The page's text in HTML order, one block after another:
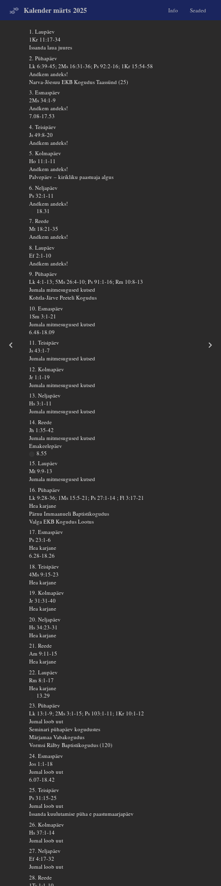
Kalender märts 2025 Info Seaded
1. Laupäev
1Kr 11:17-34
Issanda laua juures
2. Pühapäev
Lk 6:39-45; 2Ms 16:31-36; Ps 92:2-16; 1Kr 15:54-58
Andkem andeks!
Narva-Jõesuu EKB Kogudus Taassünd (25)
3. Esmaspäev
2Ms 34:1-9
Andkem andeks!
7.08-17.53
4. Teisipäev
Js 49:8-20
Andkem andeks!
5. Kolmapäev
Ho 11:1-11
Andkem andeks!
Palvepäev – kirikliku paastuaja algus
6. Neljapäev
Ps 32:1-11
Andkem andeks!
18.31
7. Reede
Mt 18:21-35
Andkem andeks!
8. Laupäev
Ef 2:1-10
Andkem andeks!
9. Pühapäev
Lk 4:1-13; 5Ms 26:4-10; Ps 91:1-16; Rm 10:8-13
Jumala mitmesugused kutsed
Kohtla-Järve Peeteli Kogudus
10. Esmaspäev
1Sm 3:1-21
Jumala mitmesugused kutsed
6.48-18.09
11. Teisipäev
Js 43:1-7
Jumala mitmesugused kutsed
12. Kolmapäev
Jr 1:1-19
Jumala mitmesugused kutsed
13. Neljapäev
Hs 3:1-11
Jumala mitmesugused kutsed
14. Reede
Jh 1:35-42
Jumala mitmesugused kutsed
Emakeelepäev
8.55
15. Laupäev
Mt 9:9-13
Jumala mitmesugused kutsed
16. Pühapäev
Lk 9:28-36; 1Ms 15:5-21; Ps 27:1-14 ; Fl 3:17-21
Hea karjane
Pärnu Immaanueli Baptistikogudus
Valga EKB Kogudus Lootus
17. Esmaspäev
Ps 23:1-6
Hea karjane
6.28-18.26
18. Teisipäev
4Ms 9:15-23
Hea karjane
19. Kolmapäev
Jr 31:31-40
Hea karjane
20. Neljapäev
Hs 34:23-31
Hea karjane
21. Reede
Am 9:11-15
Hea karjane
22. Laupäev
Rm 8:1-17
Hea karjane
13.29
23. Pühapäev
Lk 13:1-9; 2Ms 3:1-15; Ps 103:1-11; 1Kr 10:1-12
Jumal loob uut
Seminari pühapäev kogudustes
Märjamaa Vabakogudus
Vormsi Rälby Baptistikogudus (120)
24. Esmaspäev
Jos 1:1-18
Jumal loob uut
6.07-18.42
25. Teisipäev
Ps 31:15-25
Jumal loob uut
Issanda kuulutamise püha e paastumaarjapäev
26. Kolmapäev
Hs 37:1-14
Jumal loob uut
27. Neljapäev
Ef 4:17-32
Jumal loob uut
28. Reede